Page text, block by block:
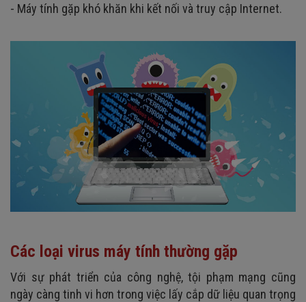
- Máy tính gặp khó khăn khi kết nối và truy cập Internet.
Các loại virus máy tính thường gặp
Với sự phát triển của công nghệ, tội phạm mạng cũng
ngày càng tinh vi hơn trong việc lấy cắp dữ liệu quan trọng